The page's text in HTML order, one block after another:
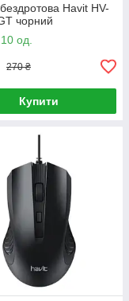
Havit HV-
чорний
од.
270 ₴
Купити